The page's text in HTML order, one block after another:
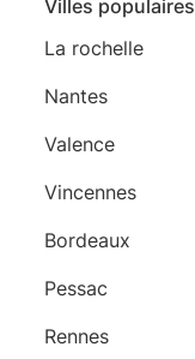
Villes populaires
La rochelle
Nantes
Valence
Vincennes
Bordeaux
Pessac
Rennes